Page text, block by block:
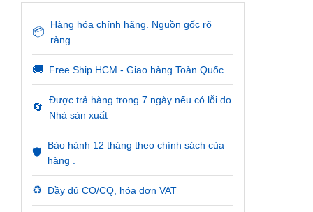
📦
Hàng hóa chính hãng. Nguồn gốc rõ
ràng
🚚 Free Ship HCM - Giao hàng Toàn Quốc
🔄
Được trả hàng trong 7 ngày nếu có lỗi do
Nhà sản xuất
🛡️
Bảo hành 12 tháng theo chính sách của
hàng .
♻️ Đầy đủ CO/CQ, hóa đơn VAT